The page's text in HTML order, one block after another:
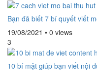
Bạn đã biết 7 bí quyết viết
19/08/2021 • 0 views
3
10 bí mật giúp bạn viết nội